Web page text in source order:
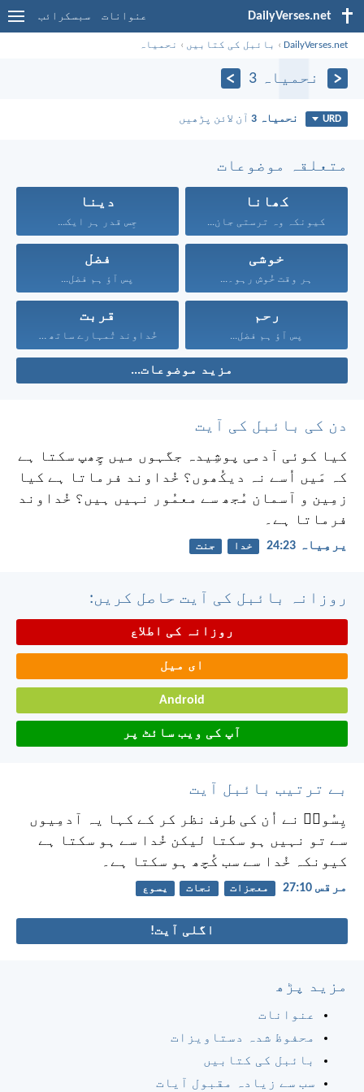
DailyVerses.net عنوانات سبسکرائب
DailyVerses.net
› بائبل کی کتابیں › نحمیاہ
نحمیاہ 3
URD نحمیاہ 3 آن لائن پڑھیں
متعلقہ موضوعات
کھانا
کیونکہ وہ ترستی جان...
دینا
جِس قدر ہر ایک...
خوشی
ہر وقت خُوش رہو۔...
فضل
پس آؤ ہم فضل...
رحم
پس آؤ ہم فضل...
قربت
خُداوند تُمہارے ساتھ ہے...
مزید موضوعات...
دن کی بائبل کی آیت
کیا کوئی آدمی پوشِیدہ جگہوں میں چِھپ سکتا ہے
کہ مَیں اُسے نہ دیکُھوں؟ خُداوند فرماتا ہے کیا
زمِین و آسمان مُجھ سے معمُور نہیں ہیں؟ خُداوند
فرماتا ہے۔
یرمِیاہ 23:‏24 خدا جنت
روزانہ بائبل کی آیت حاصل کریں:
روزانہ کی اطلاع
ای میل
Android
آپ کی ویب سائٹ پر
بے ترتیب بائبل آیت
یِسُوعؔ نے اُن کی طرف نظر کر کے کہا یہ آدمِیوں
سے تو نہیں ہو سکتا لیکن خُدا سے ہو سکتا ہے
کیونکہ خُدا سے سب کُچھ ہو سکتا ہے۔
مرقس 10:‏27 معجزات نجات یسوع
اگلی آیت!
مزید پڑھ
عنوانات
محفوظ شدہ دستاویزات
بائبل کی کتابیں
سب سے زیادہ مقبول آیات